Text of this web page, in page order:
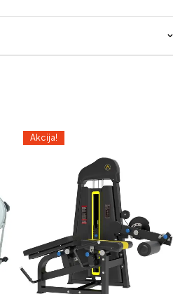
Akcija!